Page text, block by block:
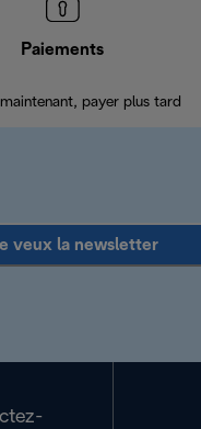
Paiements
payer plus tard
veux la newsletter